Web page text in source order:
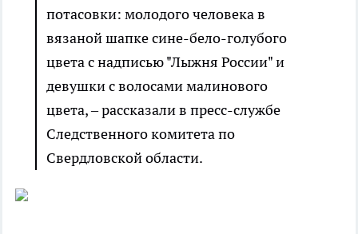
потасовки: молодого человека в
вязаной шапке сине-бело-голубого
цвета с надписью "Лыжня России" и
девушки с волосами малинового
цвета,–рассказали в пресс-службе
Следственного комитета по
Свердловской области.